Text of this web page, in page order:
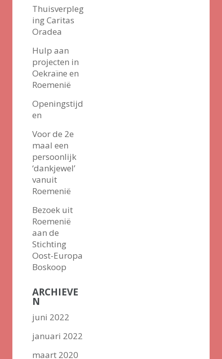
Thuisverpleg
ing Caritas
Oradea
Hulp aan
projecten in
Oekraïne en
Roemenië
Openingstijd
en
Voor de 2e
maal een
persoonlijk
‘dankjewel’
vanuit
Roemenië
Bezoek uit
Roemenië
aan de
Stichting
Oost-Europa
Boskoop
ARCHIEVE
N
juni 2022
januari 2022
maart 2020